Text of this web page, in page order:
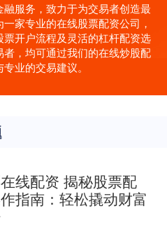
服务，致力于为交易者创造最
家专业的在线股票配资公司，
开户流程及灵活的杠杆配资选
，均可通过我们的在线炒股配
业的交易建议。
线配资 揭秘股票配
指南：轻松撬动财富